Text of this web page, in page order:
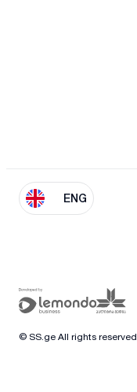
ENG
© SS.ge All rights reserved